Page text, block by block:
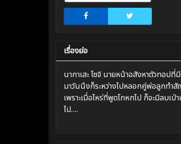
เรื่องย่อ
นากาเสะ ไซจิ นายหน้าอสังหาตัวทอป
มาวันนึงก็ระหว่างไปหลอกคู่พ่อลูกทำ
เพราะเมื่อไหร่ที่พูดโกหกไป ก็จะมีลมเ
ไป….